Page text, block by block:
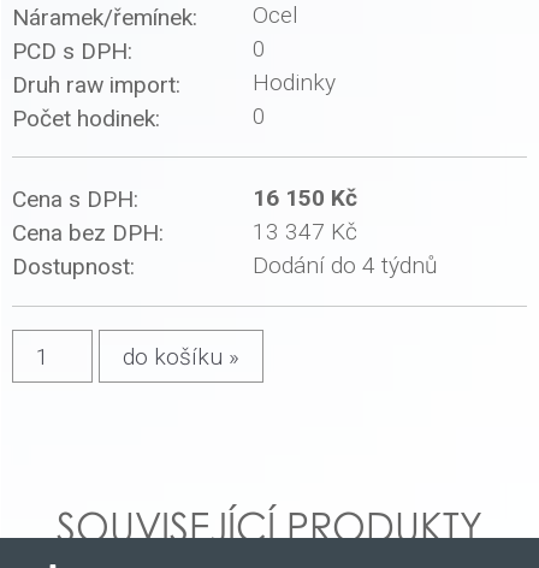
Náramek/řemínek:
Ocel
PCD s DPH:
0
Druh raw import:
Hodinky
Počet hodinek:
0
Cena s DPH:
16 150 Kč
Cena bez DPH:
13 347 Kč
Dostupnost:
Dodání do 4 týdnů
SOUVISEJÍCÍ PRODUKTY